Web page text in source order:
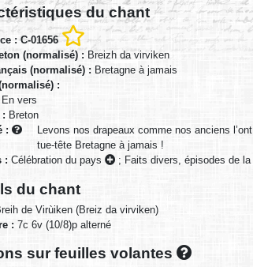
du chant
: C-01656
(normalisé) : Breizh da virviken
(normalisé) : Bretagne à jamais
:
En vers
: Breton
:
Levons nos drapeaux comme nos anciens
tue-tête Bretagne à jamais !
: Célébration du pays ; Faits divers, épisodes de
du chant
de Virùiken (Breiz da virviken)
: 7c 6v (10/8)p alterné
sur feuilles volantes